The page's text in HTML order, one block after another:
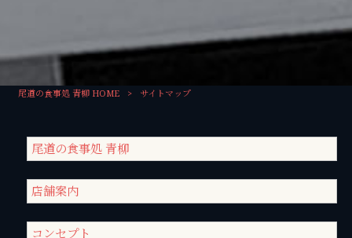
尾道の食事処 青柳 HOME > サイトマップ
尾道の食事処 青柳
店舗案内
コンセプト